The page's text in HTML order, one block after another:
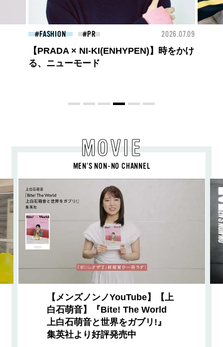
FASHION 2026.07.09
ロエベの新しい世界へようこそ。大胆な
コントラストとレイヤードの先に。装う
MOVIE
MEN’S NON-NO CHANNEL
【メンズノンノYouTube】【上
白石萌音】『Bite! The World
上白石萌音と世界をガブリ!』
集英社より好評発売中